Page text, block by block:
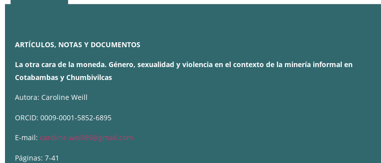
ARTÍCULOS, NOTAS Y DOCUMENTOS
La otra cara de la moneda. Género, sexualidad y violencia en el contexto de la minería informal en
Cotabambas y Chumbivilcas
Autora: Caroline Weill
ORCID: 0009-0001-5852-6895
E-mail: caroline.weill89@gmail.com
Páginas: 7-41